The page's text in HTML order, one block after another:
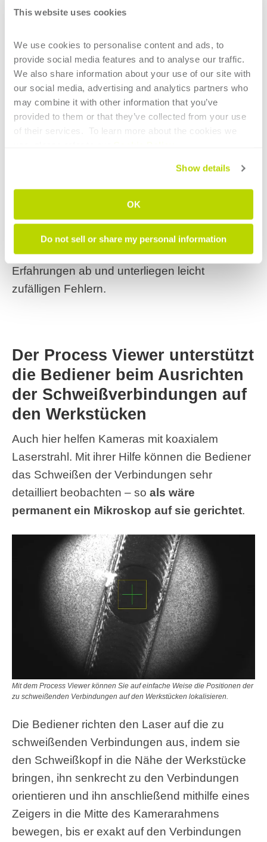
This website uses cookies
We use cookies to personalise content and ads, to
provide social media features and to analyse our traffic.
We also share information about your use of our site with
our social media, advertising and analytics partners who
may combine it with other information that you’ve
provided to them or that they’ve collected from your use
of their services.  To learn more about the cookies we
Show details
OK
Do not sell or share my personal information
Vorteil nur dann ausgespielt werden, wenn die
Werkstücke (die Schweißverbindungen) an
den dafür vorgesehenen Stellen ausgeführt
werden.
Aus diesem Grund müssen die
Schweißkoordinaten auf den Oberflächen der
Laserpositionierung gibt, müssen die Bediener
hier häufig auf manuelle und damit ungefähre
Verfahrensweisen zurückgreifen. Die
Ergebnisse hängen in hohem Maße von ihren
Erfahrungen ab und unterliegen leicht
zufälligen Fehlern.
Der Process Viewer unterstützt
die Bediener beim Ausrichten
der Schweißverbindungen auf
den Werkstücken
Auch hier helfen Kameras mit koaxialem
Laserstrahl. Mit ihrer Hilfe können die Bediener
das Schweißen der Verbindungen sehr
detailliert beobachten – so als wäre
permanent ein Mikroskop auf sie gerichtet.
Mit dem Process Viewer können Sie auf einfache Weise die Positionen der
zu schweißenden Verbindungen auf den Werkstücken lokalisieren.
Die Bediener richten den Laser auf die zu
schweißenden Verbindungen aus, indem sie
den Schweißkopf in die Nähe der Werkstücke
bringen, ihn senkrecht zu den Verbindungen
orientieren und ihn anschließend mithilfe eines
Zeigers in die Mitte des Kamerarahmens
bewegen, bis er exakt auf den Verbindungen